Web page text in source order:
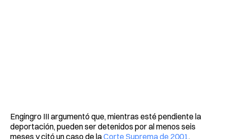
Engingro III argumentó que, mientras esté pendiente la
deportación, pueden ser detenidos por al menos seis
meses y citó un caso de laCorte Suprema de 2001.